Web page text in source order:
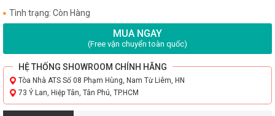
Tình trạng: Còn Hàng
MUA NGAY
(Free vận chuyển toàn quốc)
HỆ THỐNG SHOWROOM CHÍNH HÃNG
Tòa Nhà ATS Số 08 Phạm Hùng, Nam Từ Liêm, HN
73 Ỷ Lan, Hiệp Tân, Tân Phú, TP.HCM